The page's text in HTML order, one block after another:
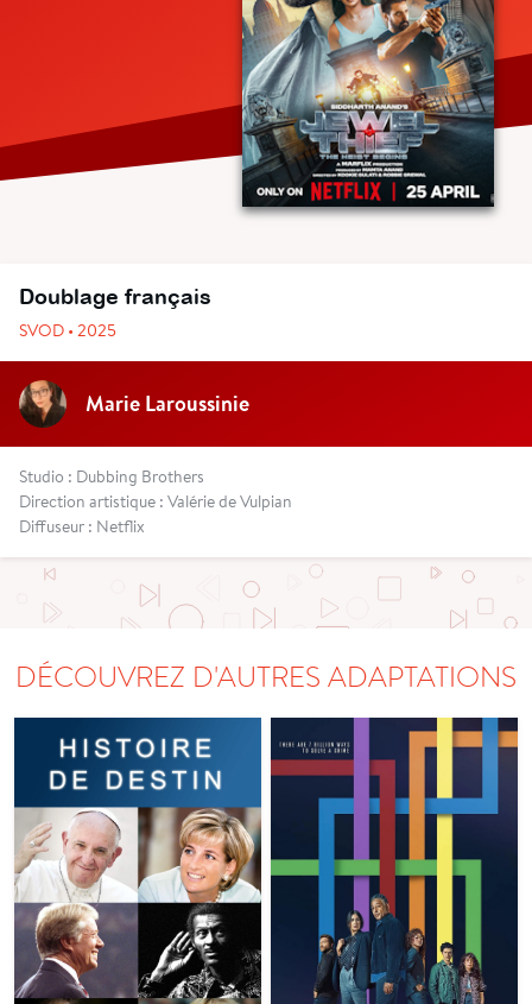
Doublage français
SVOD • 2025
Marie Laroussinie
Studio : Dubbing Brothers
Direction artistique : Valérie de Vulpian
Diffuseur : Netflix
DÉCOUVREZ D'AUTRES ADAPTATIONS